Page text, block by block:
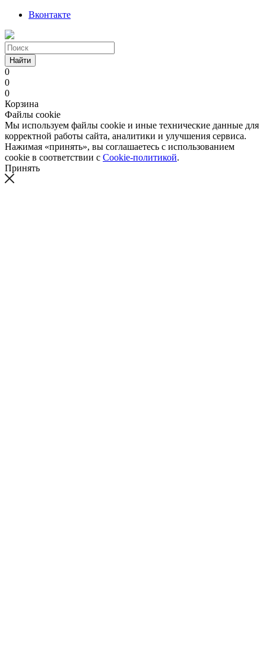
Вконтакте
Найти
0
0
0
Корзина
Файлы cookie
Мы используем файлы cookie и иные технические данные для
корректной работы сайта, аналитики и улучшения сервиса.
Нажимая «принять», вы соглашаетесь с использованием
cookie в соответствии с Cookie-политикой.
Принять